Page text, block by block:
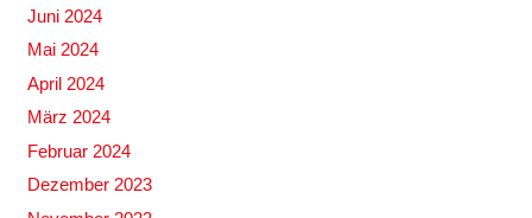
Juni 2024
Mai 2024
April 2024
März 2024
Februar 2024
Dezember 2023